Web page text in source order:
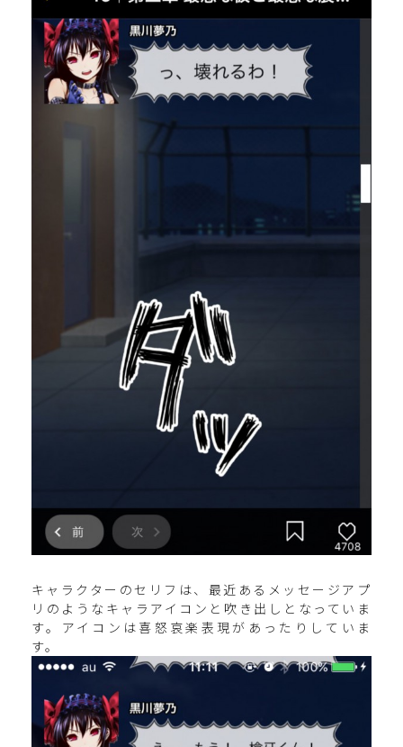
キャラクターのセリフは、最近あるメッセージアプ
リのようなキャラアイコンと吹き出しとなっていま
す。アイコンは喜怒哀楽表現があったりしていま
す。